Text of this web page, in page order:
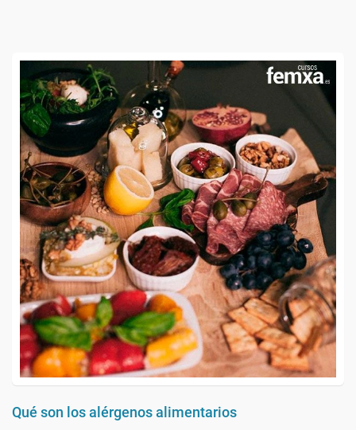
Qué son los alérgenos alimentarios